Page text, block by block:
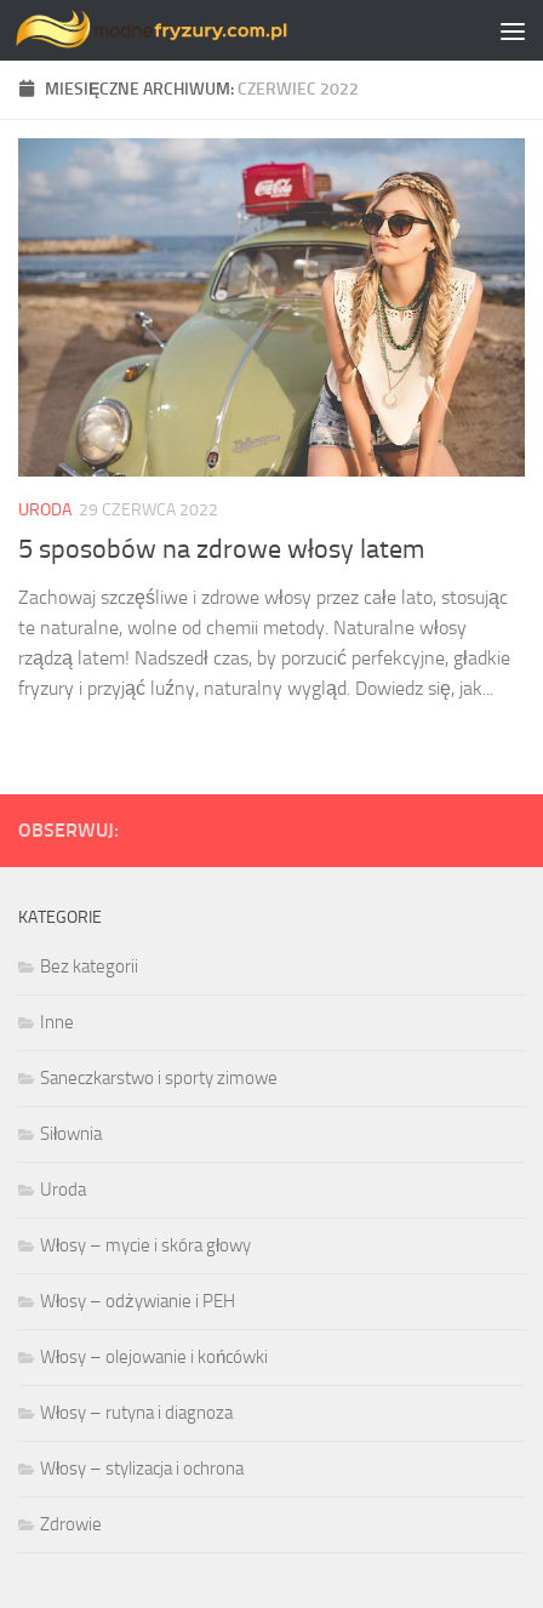
Skip to content
MIESIĘCZNE ARCHIWUM: CZERWIEC 2022
URODA 29 CZERWCA 2022
5 sposobów na zdrowe włosy latem
Zachowaj szczęśliwe i zdrowe włosy przez całe lato, stosując
te naturalne, wolne od chemii metody. Naturalne włosy
rządzą latem! Nadszedł czas, by porzucić perfekcyjne, gładkie
fryzury i przyjąć luźny, naturalny wygląd. Dowiedz się, jak...
OBSERWUJ:
KATEGORIE
Bez kategorii
Inne
Saneczkarstwo i sporty zimowe
Siłownia
Uroda
Włosy – mycie i skóra głowy
Włosy – odżywianie i PEH
Włosy – olejowanie i końcówki
Włosy – rutyna i diagnoza
Włosy – stylizacja i ochrona
Zdrowie